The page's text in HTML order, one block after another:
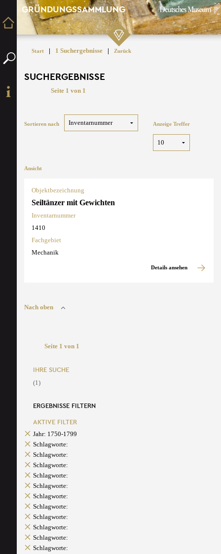
GRÜNDUNGSSAMMLUNG
Start | 1 Suchergebnisse | Zurück
SUCHERGEBNISSE
Seite 1 von 1
Sortieren nach Anzeige Treffer
Ansicht
Objektbezeichnung
Seiltänzer mit Gewichten
Inventarnummer
1410
Fachgebiet
Mechanik
Details ansehen
Nach oben
Seite 1 von 1
IHRE SUCHE
(1)
ERGEBNISSE FILTERN
AKTIVE FILTER
Jahr: 1750-1799
Schlagworte:
Schlagworte:
Schlagworte:
Schlagworte:
Schlagworte:
Schlagworte:
Schlagworte:
Schlagworte:
Schlagworte:
Schlagworte:
Schlagworte: